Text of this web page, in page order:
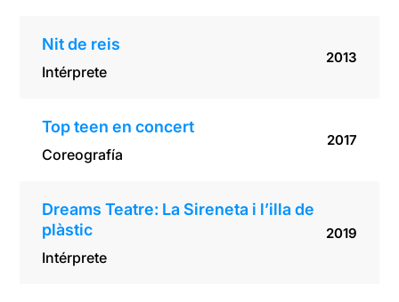
Nit de reis
Intérprete
2013
Top teen en concert
Coreografía
2017
Dreams Teatre: La Sireneta i l’illa de
plàstic
Intérprete
2019